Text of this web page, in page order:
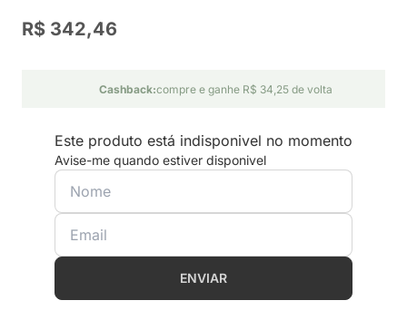
R$ 342,46
Cashback:compre e ganhe R$ 34,25 de volta
Este produto está indisponivel no momento
Avise-me quando estiver disponivel
ENVIAR